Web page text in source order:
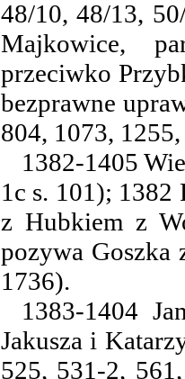
48/10, 48/13,
Majkowice,
przeciwko
bezprawne
804, 1073,
1382-1405
1c s. 101); 1382
z Hubkiem z
pozywa Goszka
1736).
1383-1404
Jakusza i
525, 531-2,